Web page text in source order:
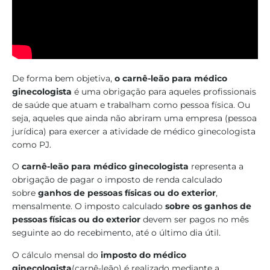
De forma bem objetiva, o carnê-leão para médico
ginecologista é uma obrigação para aqueles profissionais
de saúde que atuam e trabalham como pessoa física. Ou
seja, aqueles que ainda não abriram uma empresa (pessoa
jurídica) para exercer a atividade de médico ginecologista
como PJ.
O carnê-leão para médico ginecologista representa a
obrigação de pagar o imposto de renda calculado
sobre ganhos de pessoas físicas ou do exterior,
mensalmente. O imposto calculado sobre os ganhos de
pessoas físicas ou do exterior devem ser pagos no mês
seguinte ao do recebimento, até o último dia útil.
O cálculo mensal do imposto do médico